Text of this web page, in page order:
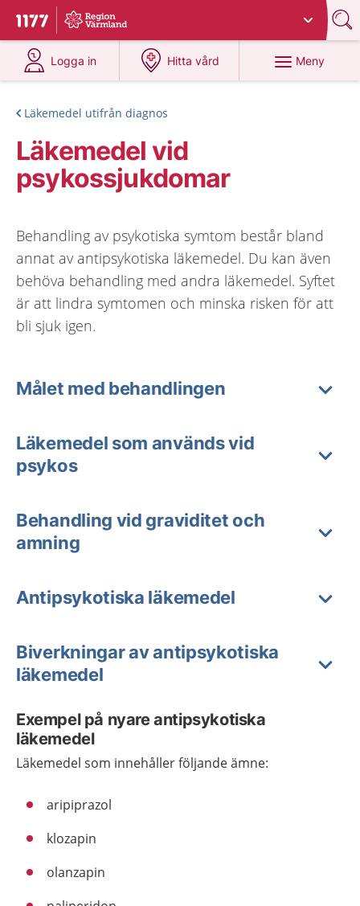
Till startsidan för 1177
Du har valt region
Logga in
på 1177.se
Hitta vård
på 1177.se
Meny
Läkemedel utifrån diagnos
Läkemedel vid
psykossjukdomar
Behandling av psykotiska symtom består bland
annat av antipsykotiska läkemedel. Du kan även
behöva behandling med andra läkemedel. Syftet
är att lindra symtomen och minska risken för att
bli sjuk igen.
Målet med behandlingen
Läkemedel som används vid
psykos
Behandling vid graviditet och
amning
Antipsykotiska läkemedel
Biverkningar av antipsykotiska
läkemedel
Exempel på nyare antipsykotiska
läkemedel
Läkemedel som innehåller följande ämne:
aripiprazol
klozapin
olanzapin